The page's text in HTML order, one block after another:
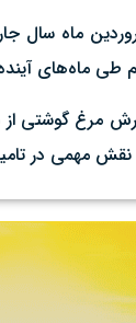
ماه
ماه‌های آینده
مرغ گوشتی
مهمی در